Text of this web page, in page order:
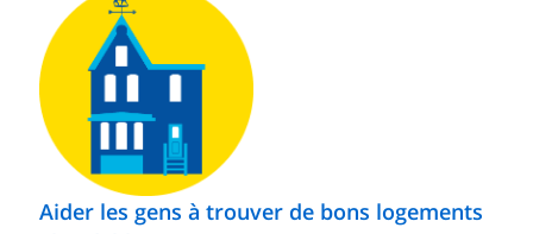
Aider les gens à trouver de bons logements